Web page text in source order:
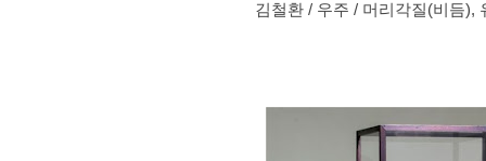
김철환 / 우주 / 머리각질(비듬),